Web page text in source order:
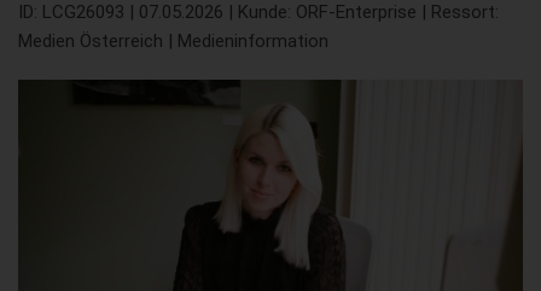
ID: LCG26093 | 07.05.2026 | Kunde: ORF-Enterprise | Ressort:
Medien Österreich | Medieninformation